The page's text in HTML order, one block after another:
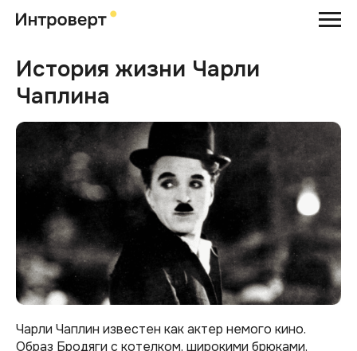
История жизни Чарли
Чаплина
Чарли Чаплин известен как актер немого кино.
Образ Бродяги с котелком, широкими брюками,